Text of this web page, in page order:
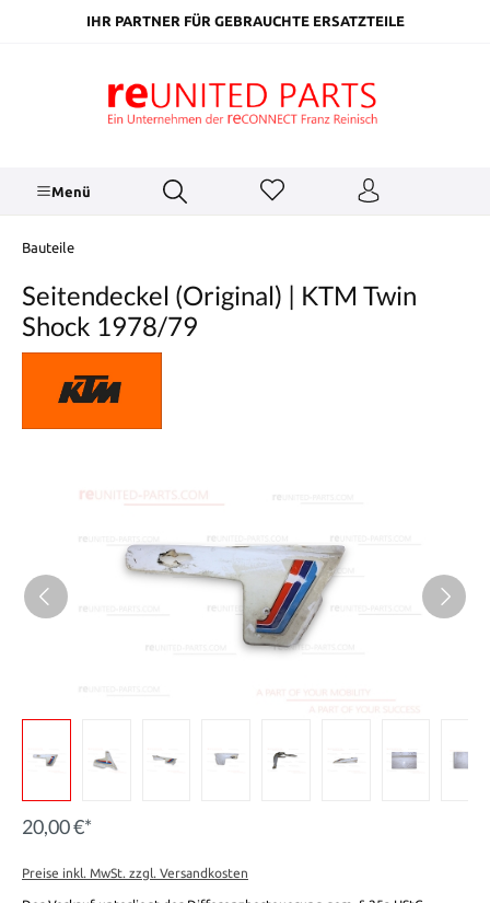
springenIHR PARTNER FÜR GEBRAUCHTE ERSATZTEILE
Menü
Bauteile
Seitendeckel (Original) | KTM Twin
Shock 1978/79
20,00 €*
Preise inkl. MwSt. zzgl. Versandkosten